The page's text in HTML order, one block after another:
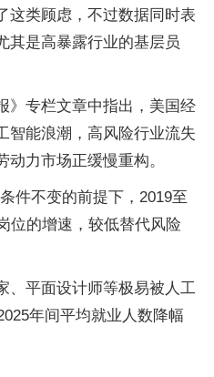
这类顾虑，不过数据同时表
其是高暴露行业的基层员
》专栏文章中指出，美国经
智能浪潮，高风险行业流失
力市场正缓慢重构。
件不变的前提下，2019至
位的增速，较低替代风险
、平面设计师等极易被人工
年间平均就业人数降幅